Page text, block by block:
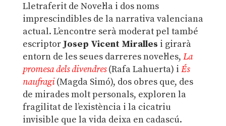
Lletraferit de Novel·la i dos noms
imprescindibles de la narrativa valenciana
actual. L’encontre serà moderat pel també
escriptor Josep Vicent Miralles i girarà
entorn de les seues darreres novel·les, La
promesa dels divendres(Rafa Lahuerta) i És
naufragi(Magda Simó), dos obres que, des
de mirades molt personals, exploren la
fragilitat de l’existència i la cicatriu
invisible que la vida deixa en cadascú.